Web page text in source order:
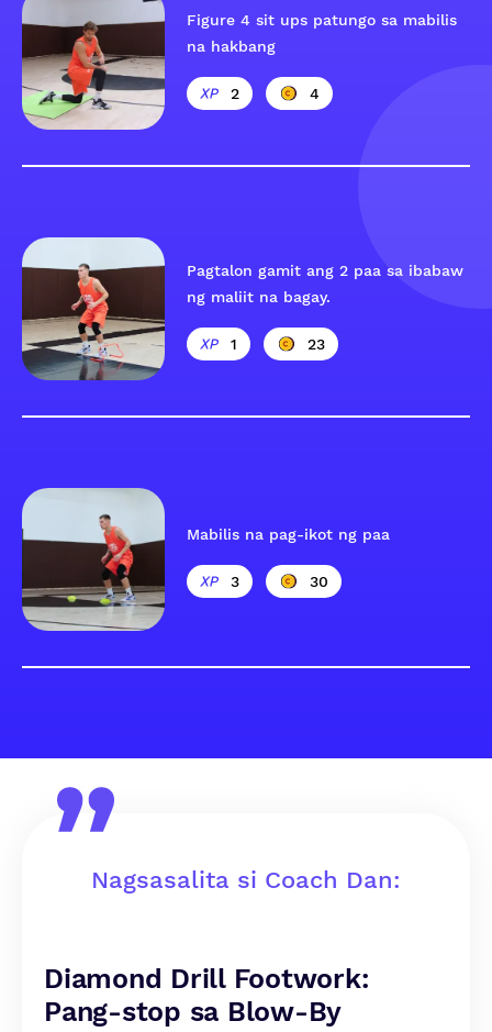
Figure 4 sit ups patungo sa mabilis
na hakbang
2 4
Pagtalon gamit ang 2 paa sa ibabaw
ng maliit na bagay.
1 23
Mabilis na pag-ikot ng paa
3 30
Nagsasalita si Coach Dan:
Diamond Drill Footwork:
Pang-stop sa Blow-By